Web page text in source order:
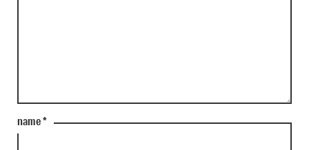
name*